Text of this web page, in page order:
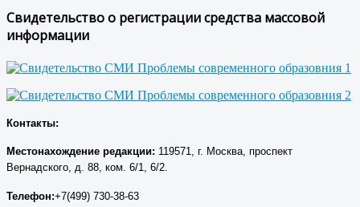
Свидетельство о регистрации средства массовой
информации
Контакты:
Местонахождение редакции: 119571, г. Москва, проспект
Вернадского, д. 88, ком. 6/1, 6/2.
Телефон:+7(499) 730-38-63